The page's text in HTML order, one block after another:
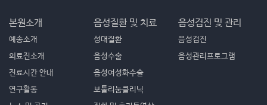
본원소개
예송소개
의료진소개
진료시간 안내
연구활동
음성질환 및 치료
성대질환
음성수술
음성여성화수술
보툴리눔클리닉
음성검진 및 관리
음성검진
음성관리프로그램